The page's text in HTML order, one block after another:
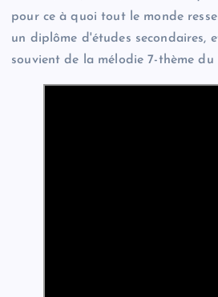
pour ce à quoi tout le monde
un diplôme d'études secondaires,
souvient de la mélodie 7-thème du